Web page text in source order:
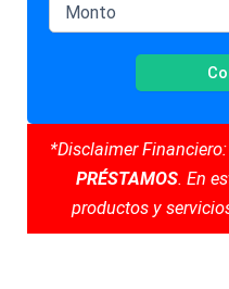
*Disclaimer
PRÉSTAMOS. En
productos y